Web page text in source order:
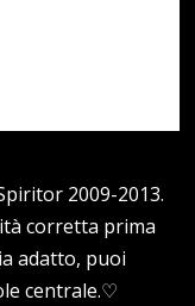
2009-2013.
corretta prima
adatto, puoi
centrale.♡